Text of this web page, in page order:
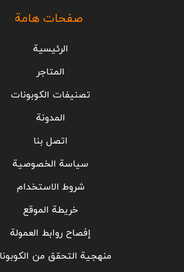
صفحات هامة
الرئيسية
المتاجر
تصنيفات الكوبونات
المدونة
اتصل بنا
سياسة الخصوصية
شروط الاستخدام
خريطة الموقع
إفصاح روابط العمولة
منهجية التحقق من